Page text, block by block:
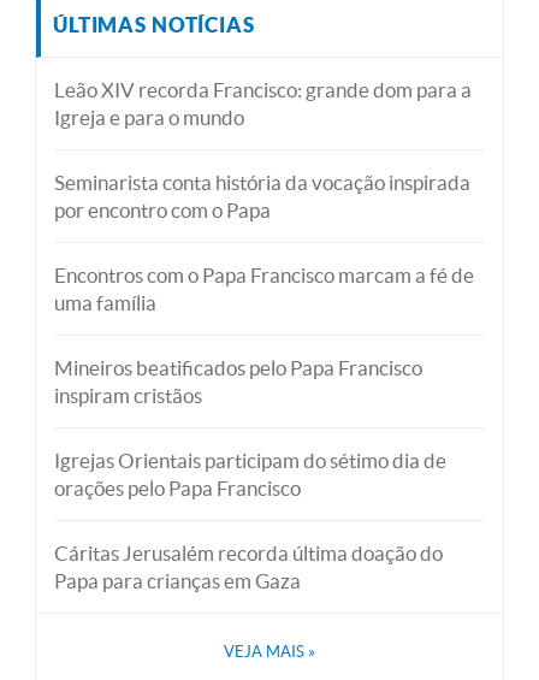
ÚLTIMAS NOTÍCIAS
Leão XIV recorda Francisco: grande dom para a
Igreja e para o mundo
Seminarista conta história da vocação inspirada
por encontro com o Papa
Encontros com o Papa Francisco marcam a fé de
uma família
Mineiros beatificados pelo Papa Francisco
inspiram cristãos
Igrejas Orientais participam do sétimo dia de
orações pelo Papa Francisco
Cáritas Jerusalém recorda última doação do
Papa para crianças em Gaza
VEJA MAIS »